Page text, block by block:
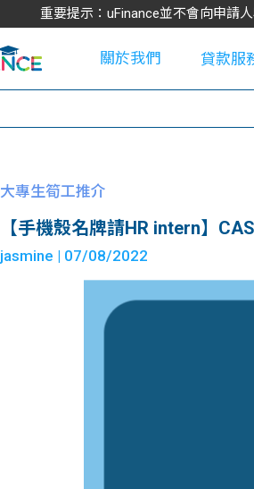
重要提示：uFinance並不會向申請
關於我們
貸款服
學生貸
大學生
大專生筍工推介
【手機殼名牌請HR intern】
jasmine | 07/08/2022